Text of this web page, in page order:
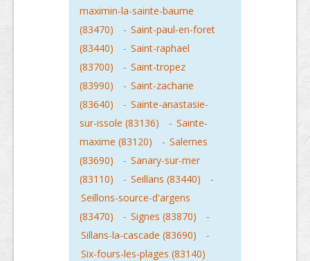
maximin-la-sainte-baume
(83470)
- Saint-paul-en-foret
(83440)
- Saint-raphael
(83700)
- Saint-tropez
(83990)
- Saint-zacharie
(83640)
- Sainte-anastasie-
sur-issole (83136)
- Sainte-
maxime (83120)
- Salernes
(83690)
- Sanary-sur-mer
(83110)
- Seillans (83440)
-
Seillons-source-d'argens
(83470)
- Signes (83870)
-
Sillans-la-cascade (83690)
-
Six-fours-les-plages (83140)